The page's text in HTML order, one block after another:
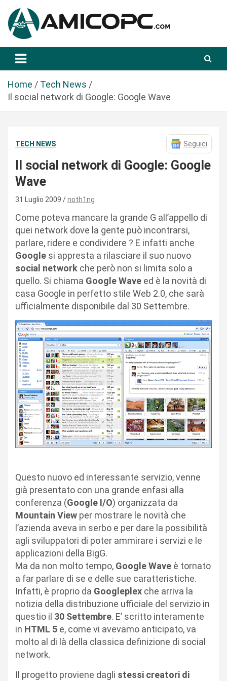
a
Amicopc.com
Home
Tech News
Il social network di Google: Google Wave
TECH NEWS Seguici
Il social network di Google: Google
Wave
31 Luglio 2009 noth1ng
Come poteva mancare la grande G all’appello di
quei network dove la gente può incontrarsi,
parlare, ridere e condividere ? E infatti anche
Google si appresta a rilasciare il suo nuovo
social network che però non si limita solo a
quello. Si chiama Google Wave ed è la novità di
casa Google in perfetto stile Web 2.0, che sarà
ufficialmente disponibile dal 30 Settembre.
Questo nuovo ed interessante servizio, venne
già presentato con una grande enfasi alla
conferenza (Google I/O) organizzata da
Mountain View per mostrare le novità che
l’azienda aveva in serbo e per dare la possibilità
agli sviluppatori di poter ammirare i servizi e le
applicazioni della BigG.
Ma da non molto tempo, Google Wave è tornato
a far parlare di se e delle sue caratteristiche.
Infatti, è proprio da Googleplex che arriva la
notizia della distribuzione ufficiale del servizio in
questio il 30 Settembre. E’ scritto interamente
in HTML 5 e, come vi avevamo anticipato, va
molto al di là della classica definizione di social
network.
Il progetto proviene dagli stessi creatori di